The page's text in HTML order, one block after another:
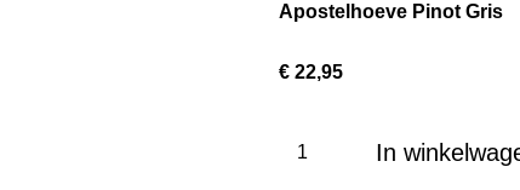
Apostelhoeve Pinot Gris
€ 22,95
In